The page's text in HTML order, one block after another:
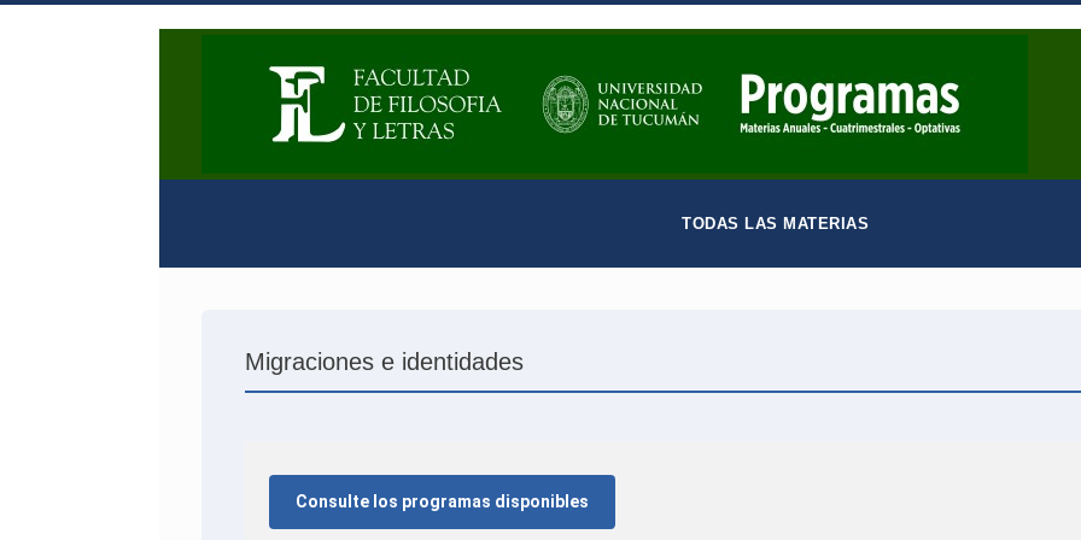
TODAS LAS MATERIAS
Migraciones e identidades
Consulte los programas disponibles